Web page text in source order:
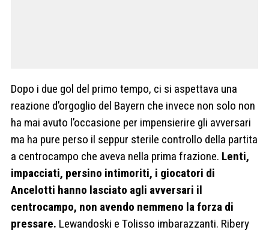
Dopo i due gol del primo tempo, ci si aspettava una
reazione d’orgoglio del Bayern che invece non solo non
ha mai avuto l’occasione per impensierire gli avversari
ma ha pure perso il seppur sterile controllo della partita
a centrocampo che aveva nella prima frazione. Lenti,
impacciati, persino intimoriti, i giocatori di
Ancelotti hanno lasciato agli avversari il
centrocampo, non avendo nemmeno la forza di
pressare. Lewandoski e Tolisso imbarazzanti. Ribery